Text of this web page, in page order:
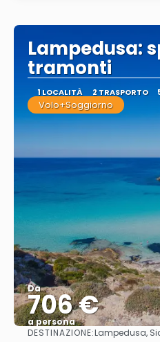
Lampedusa:
tramonti
1 LOCALITÀ 2 TRASPORTO
Volo+Soggiorno
Da
706 €
a persona
DESTINAZIONE:Lampedusa,